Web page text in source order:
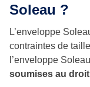
Soleau ?
L’enveloppe
contraintes de
l’enveloppe
soumises au